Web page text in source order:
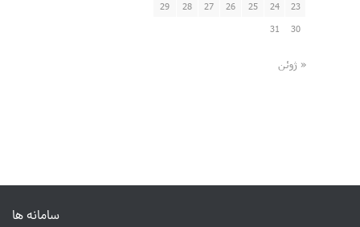
23
24
25
26
27
28
29
30
31
« ژوئن
سامانه ها